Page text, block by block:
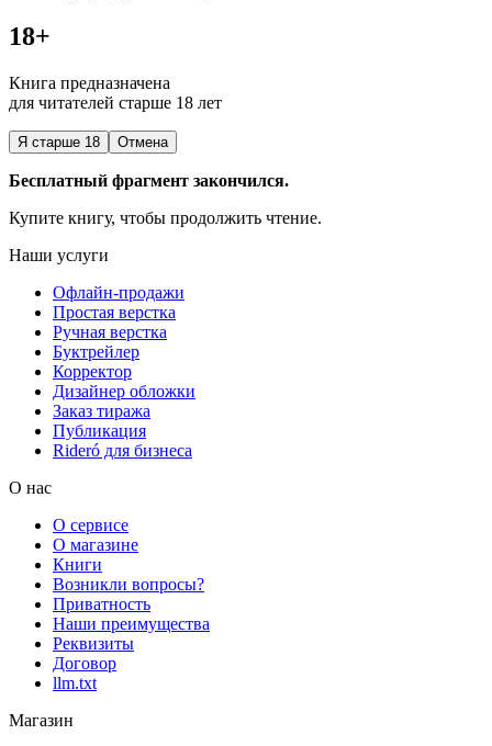
18+
Книга предназначена
для читателей старше 18 лет
Я старше 18 Отмена
Бесплатный фрагмент закончился.
Купите книгу, чтобы продолжить чтение.
Наши услуги
Офлайн-продажи
Простая верстка
Ручная верстка
Буктрейлер
Корректор
Дизайнер обложки
Заказ тиража
Публикация
Rideró для бизнеса
О нас
О сервисе
О магазине
Книги
Возникли вопросы?
Приватность
Наши преимущества
Реквизиты
Договор
llm.txt
Магазин